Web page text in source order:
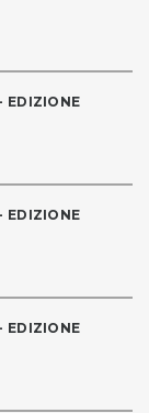
EDIZIONE
EDIZIONE
EDIZIONE